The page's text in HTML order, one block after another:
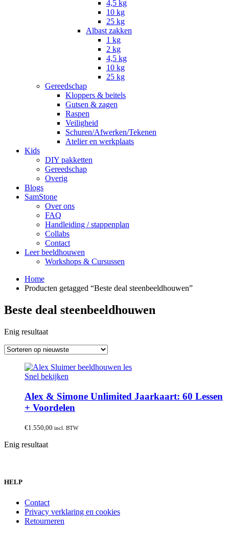
4,5 kg
10 kg
25 kg
Albast zakken
1 kg
2 kg
4,5 kg
10 kg
25 kg
Gereedschap
Kloppers & beitels
Gutsen & zagen
Raspen
Veiligheid
Schuren/Afwerken/Tekenen
Atelier en werkplaats
Kids
DIY pakketten
Gereedschap
Overig
Blogs
SamStone
Over ons
FAQ
Handleiding / stappenplan
Collabs
Contact
Leer beeldhouwen
Workshops & Cursussen
Home
Producten getagged “Beste deal steenbeeldhouwen”
Beste deal steenbeeldhouwen
Enig resultaat
Snel bekijken
Alex & Simone Unlimited Jaarkaart: 60 Lessen
+ Voordelen
€1.550,00 incl. BTW
Enig resultaat
HELP
Contact
Privacy verklaring en cookies
Retourneren